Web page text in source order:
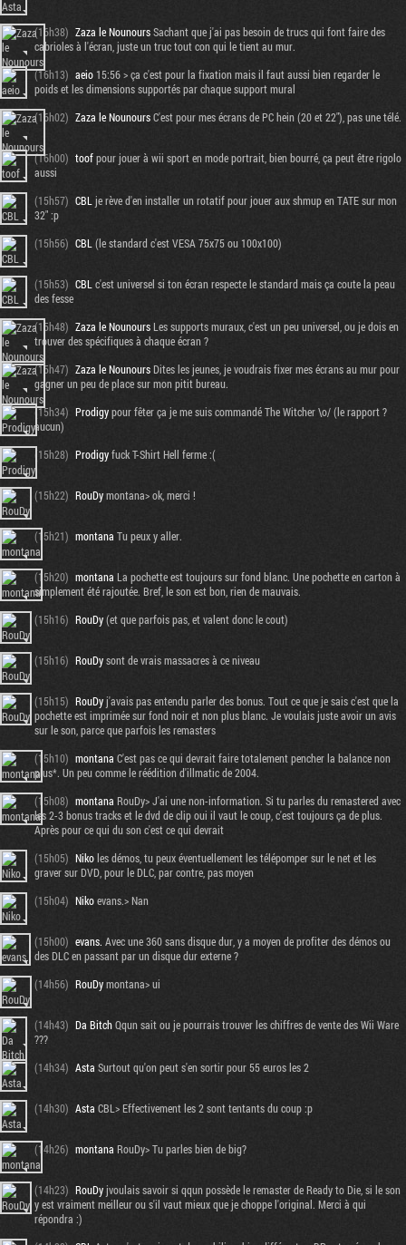
(16h38) Zaza le NounoursSachant que j'ai pas besoin de trucs qui font faire des
cabrioles à l'écran, juste un truc tout con qui le tient au mur.
(16h13) aeio15:56 > ça c'est pour la fixation mais il faut aussi bien regarder le
poids et les dimensions supportés par chaque support mural
(16h02) Zaza le NounoursC'est pour mes écrans de PC hein (20 et 22"), pas une télé.
(16h00) toofpour jouer à wii sport en mode portrait, bien bourré, ça peut être rigolo
aussi
(15h57) CBL je rève d'en installer un rotatif pour jouer aux shmup en TATE sur mon
32" :p
(15h56) CBL (le standard c'est VESA 75x75 ou 100x100)
(15h53) CBL c'est universel si ton écran respecte le standard mais ça coute la peau
des fesse
(15h48) Zaza le NounoursLes supports muraux, c'est un peu universel, ou je dois en
trouver des spécifiques à chaque écran ?
(15h47) Zaza le NounoursDites les jeunes, je voudrais fixer mes écrans au mur pour
gagner un peu de place sur mon pitit bureau.
(15h34) Prodigypour fêter ça je me suis commandé The Witcher \o/ (le rapport ?
aucun)
(15h28) Prodigyfuck T-Shirt Hell ferme :(
(15h22) RouDymontana> ok, merci !
(15h21) montana Tu peux y aller.
(15h20) montana La pochette est toujours sur fond blanc. Une pochette en carton à
simplement été rajoutée. Bref, le son est bon, rien de mauvais.
(15h16) RouDy(et que parfois pas, et valent donc le cout)
(15h16) RouDysont de vrais massacres à ce niveau
(15h15) RouDyj'avais pas entendu parler des bonus. Tout ce que je sais c'est que la
pochette est imprimée sur fond noir et non plus blanc. Je voulais juste avoir un avis
sur le son, parce que parfois les remasters
(15h10) montana C'est pas ce qui devrait faire totalement pencher la balance non
plus*. Un peu comme le réédition d'illmatic de 2004.
(15h08) montana RouDy> J'ai une non-information. Si tu parles du remastered avec
les 2-3 bonus tracks et le dvd de clip oui il vaut le coup, c'est toujours ça de plus.
Après pour ce qui du son c'est ce qui devrait
(15h05) Nikoles démos, tu peux éventuellement les télépomper sur le net et les
graver sur DVD, pour le DLC, par contre, pas moyen
(15h04) Nikoevans.> Nan
(15h00) evans. Avec une 360 sans disque dur, y a moyen de profiter des démos ou
des DLC en passant par un disque dur externe ?
(14h56) RouDymontana> ui
(14h43) Da BitchQqun sait ou je pourrais trouver les chiffres de vente des Wii Ware
???
(14h34) Asta Surtout qu'on peut s'en sortir pour 55 euros les 2
(14h30) Asta CBL> Effectivement les 2 sont tentants du coup :p
(14h26) montana RouDy> Tu parles bien de big?
(14h23) RouDyjvoulais savoir si qqun possède le remaster de Ready to Die, si le son
y est vraiment meilleur ou s'il vaut mieux que je choppe l'original. Merci à qui
répondra :)